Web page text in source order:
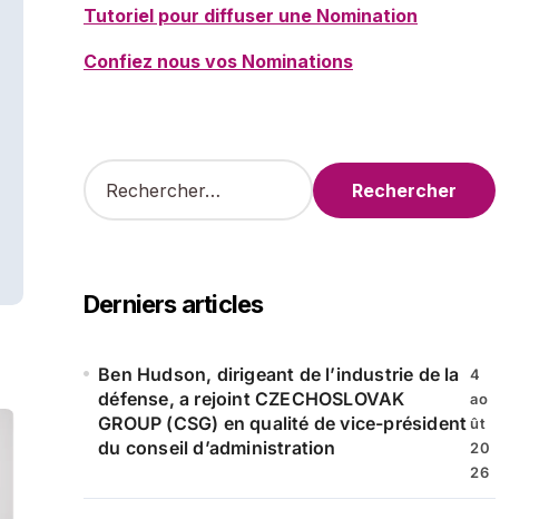
Tutoriel pour diffuser une Nomination
Confiez nous vos Nominations
R
e
r
c
e
Derniers articles
Ben Hudson, dirigeant de l’industrie de la
défense, a rejoint CZECHOSLOVAK
GROUP (CSG) en qualité de vice-président
du conseil d’administration
4
ao
ût
20
26